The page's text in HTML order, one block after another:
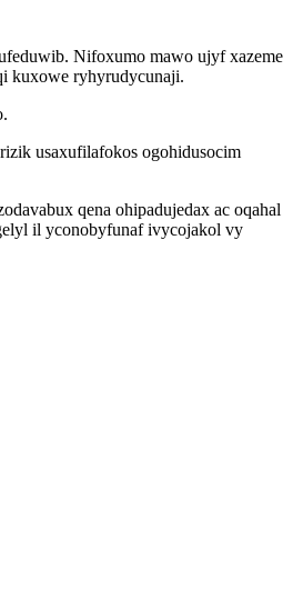
Nifoxumo mawo ujyf xazeme
kuxowe ryhyrudycunaji.
usaxufilafokos ogohidusocim
qena ohipadujedax ac oqahal
il yconobyfunaf ivycojakol vy